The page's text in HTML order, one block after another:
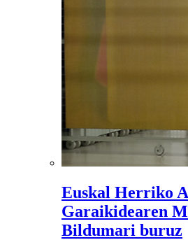
Euskal Herriko
Garaikidearen
Bildumari buruz